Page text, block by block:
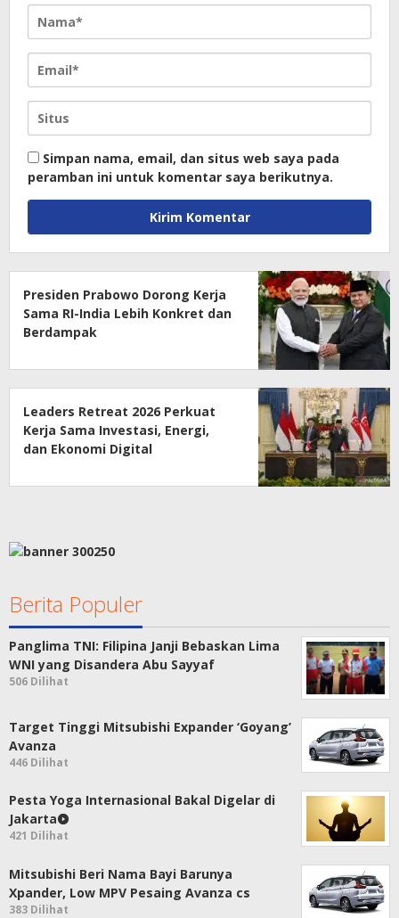
Simpan nama, email, dan situs web saya pada
peramban ini untuk komentar saya berikutnya.
Presiden Prabowo Dorong Kerja
Sama RI-India Lebih Konkret dan
Berdampak
Leaders Retreat 2026 Perkuat
Kerja Sama Investasi, Energi,
dan Ekonomi Digital
Berita Populer
Panglima TNI: Filipina Janji Bebaskan Lima
WNI yang Disandera Abu Sayyaf
506 Dilihat
Target Tinggi Mitsubishi Expander ‘Goyang’
Avanza
446 Dilihat
Pesta Yoga Internasional Bakal Digelar di
Jakarta
421 Dilihat
Mitsubishi Beri Nama Bayi Barunya
Xpander, Low MPV Pesaing Avanza cs
383 Dilihat